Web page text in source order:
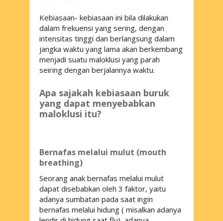
Kebiasaan- kebiasaan ini bila dilakukan
dalam frekuensi yang sering, dengan
intensitas tinggi dan berlangsung dalam
jangka waktu yang lama akan berkembang
menjadi suatu maloklusi yang parah
seiring dengan berjalannya waktu.
Apa sajakah kebiasaan buruk
yang dapat menyebabkan
maloklusi itu?
Bernafas melalui mulut (mouth
breathing)
Seorang anak bernafas melalui mulut
dapat disebabkan oleh 3 faktor, yaitu
adanya sumbatan pada saat ingin
bernafas melalui hidung ( misalkan adanya